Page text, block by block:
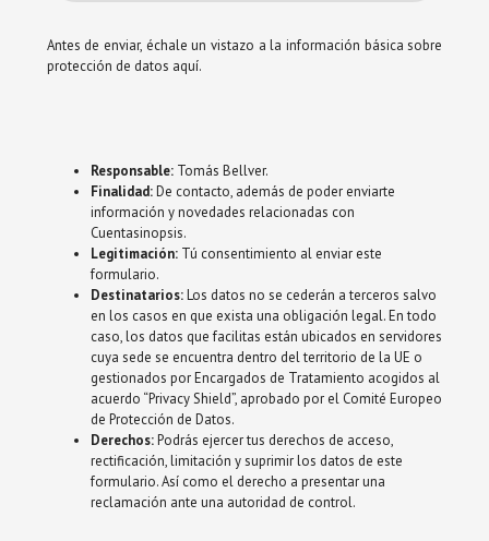
Antes de enviar, échale un vistazo a la información básica sobre
protección de datos aquí.
Responsable:Tomás Bellver.
Finalidad:De contacto, además de poder enviarte
información y novedades relacionadas con
Cuentasinopsis.
Legitimación:Tú consentimiento al enviar este
formulario.
Destinatarios:Los datos no se cederán a terceros salvo
en los casos en que exista una obligación legal. En todo
caso, los datos que facilitas están ubicados en servidores
cuya sede se encuentra dentro del territorio de la UE o
gestionados por Encargados de Tratamiento acogidos al
acuerdo “Privacy Shield”, aprobado por el Comité Europeo
de Protección de Datos.
Derechos:Podrás ejercer tus derechos de acceso,
rectificación, limitación y suprimir los datos de este
formulario. Así como el derecho a presentar una
reclamación ante una autoridad de control.